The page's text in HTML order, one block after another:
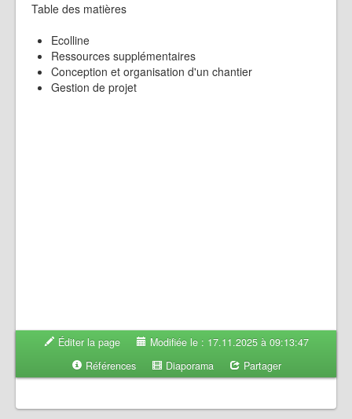
Table des matières
Ecolline
Ressources supplémentaires
Conception et organisation d'un chantier
Gestion de projet
Éditer la page
Modifiée le : 17.11.2025 à 09:13:47
Références
Diaporama Partager